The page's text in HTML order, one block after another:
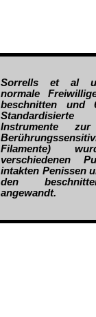
Sorrells et al
normale
beschnitten und
Instrumente
Filamente)
verschiedenen
intakten Penissen
den
angewandt.